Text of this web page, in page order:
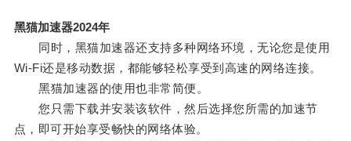
黑猫加速器2024年
同时，黑猫加速器还支持多种网络环境，无论您是使用
Wi-Fi还是移动数据，都能够轻松享受到高速的网络连接。
黑猫加速器的使用也非常简便。
您只需下载并安装该软件，然后选择您所需的加速节
点，即可开始享受畅快的网络体验。